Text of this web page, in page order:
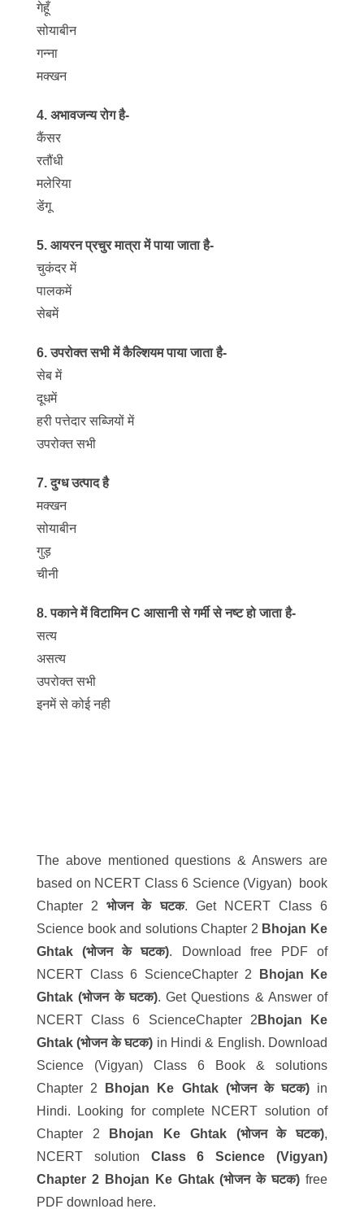
गेहूँ
सोयाबीन
गन्ना
मक्खन
4. अभावजन्य रोग है-
कैंसर
रतौंधी
मलेरिया
डेंगू
5. आयरन प्रचुर मात्रा में पाया जाता है-
चुकंदर में
पालकमें
सेबमें
6. उपरोक्त सभी में कैल्शियम पाया जाता है-
सेब में
दूधमें
हरी पत्तेदार सब्जियों में
उपरोक्त सभी
7. दुग्ध उत्पाद है
मक्खन
सोयाबीन
गुड़
चीनी
8. पकाने में विटामिन C आसानी से गर्मी से नष्ट हो जाता है-
सत्य
असत्य
उपरोक्त सभी
इनमें से कोई नही
The above mentioned questions & Answers are
based on NCERT Class 6 Science (Vigyan) book
Chapter 2भोजन के घटक. Get NCERT Class 6
Science book and solutions Chapter 2 Bhojan Ke
Ghtak (भोजन के घटक). Download free PDF of
NCERT Class 6 ScienceChapter 2
Bhojan Ke
Ghtak (भोजन के घटक). Get Questions & Answer of
NCERT Class 6 ScienceChapter 2 Bhojan Ke
Ghtak (भोजन के घटक) in Hindi & English. Download
Science (Vigyan) Class 6 Book & solutions
Chapter 2
Bhojan Ke Ghtak (भोजन के घटक) in
Hindi. Looking for complete NCERT solution of
Chapter 2
Bhojan Ke Ghtak (भोजन के घटक),
NCERT solution Class 6 Science (Vigyan)
Chapter 2 Bhojan Ke Ghtak (भोजन के घटक) free
PDF download here.